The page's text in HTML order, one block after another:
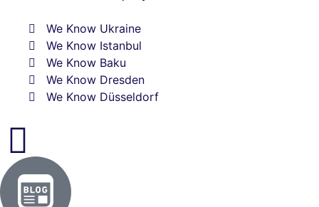
We Know Ukraine
We Know Istanbul
We Know Baku
We Know Dresden
We Know Düsseldorf